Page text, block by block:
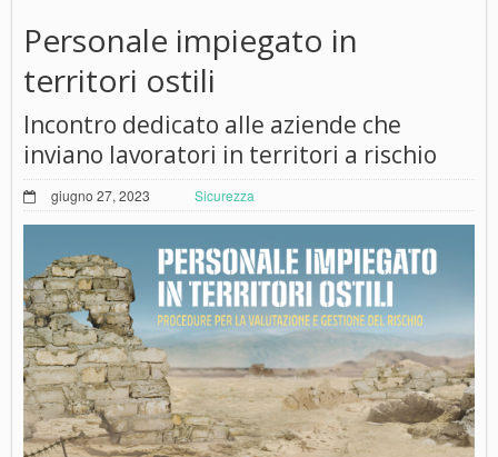
Personale impiegato in
territori ostili
Incontro dedicato alle aziende che
inviano lavoratori in territori a rischio
giugno 27, 2023 Sicurezza